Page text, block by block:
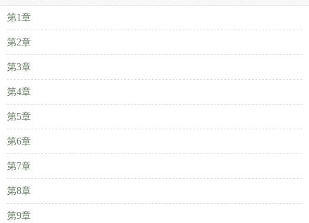
第1章
第2章
第3章
第4章
第5章
第6章
第7章
第8章
第9章